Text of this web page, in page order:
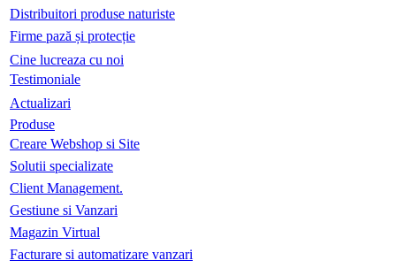
Distribuitori produse naturiste
Firme pază și protecție
Cine lucreaza cu noi
Testimoniale
Actualizari
Produse
Creare Webshop si Site
Solutii specializate
Client Management.
Gestiune si Vanzari
Magazin Virtual
Facturare si automatizare vanzari